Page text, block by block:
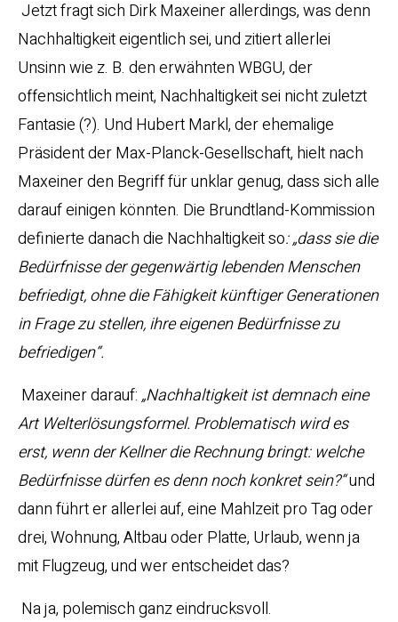
Jetzt fragt sich Dirk Maxeiner allerdings, was denn
Nachhaltigkeit eigentlich sei, und zitiert allerlei
Unsinn wie z. B. den erwähnten WBGU, der
offensichtlich meint, Nachhaltigkeit sei nicht zuletzt
Fantasie (?). Und Hubert Markl, der ehemalige
Präsident der Max-Planck-Gesellschaft, hielt nach
Maxeiner den Begriff für unklar genug, dass sich alle
darauf einigen könnten. Die Brundtland-Kommission
definierte danach die Nachhaltigkeit so: „dass sie die
Bedürfnisse der gegenwärtig lebenden Menschen
befriedigt, ohne die Fähigkeit künftiger Generationen
in Frage zu stellen, ihre eigenen Bedürfnisse zu
befriedigen“.
Maxeiner darauf:„Nachhaltigkeit ist demnach eine
Art Welterlösungsformel. Problematisch wird es
erst, wenn der Kellner die Rechnung bringt: welche
Bedürfnisse dürfen es denn noch konkret sein?“und
dann führt er allerlei auf, eine Mahlzeit pro Tag oder
drei, Wohnung, Altbau oder Platte, Urlaub, wenn ja
mit Flugzeug, und wer entscheidet das?
Na ja, polemisch ganz eindrucksvoll.